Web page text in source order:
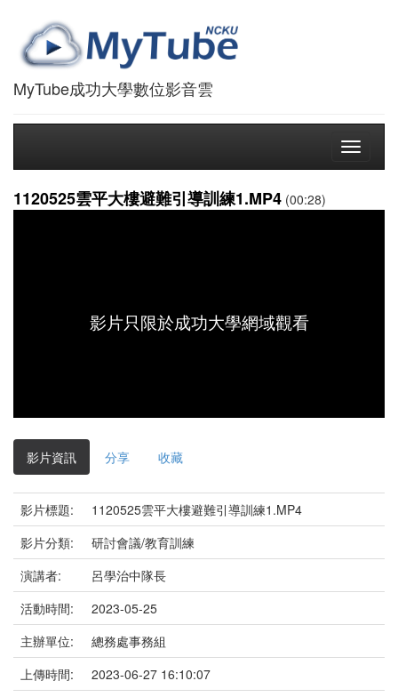
MyTube成功大學數位影音雲
Toggle
1120525雲平大樓避難引導訓練1.MP4 (00:28)
影片只限於成功大學網域觀看
影片資訊 分享 收藏
影片標題:
1120525雲平大樓避難引導訓練1.MP4
影片分類:
研討會議/教育訓練
演講者:
呂學治中隊長
活動時間:
2023-05-25
主辦單位:
總務處事務組
上傳時間:
2023-06-27 16:10:07